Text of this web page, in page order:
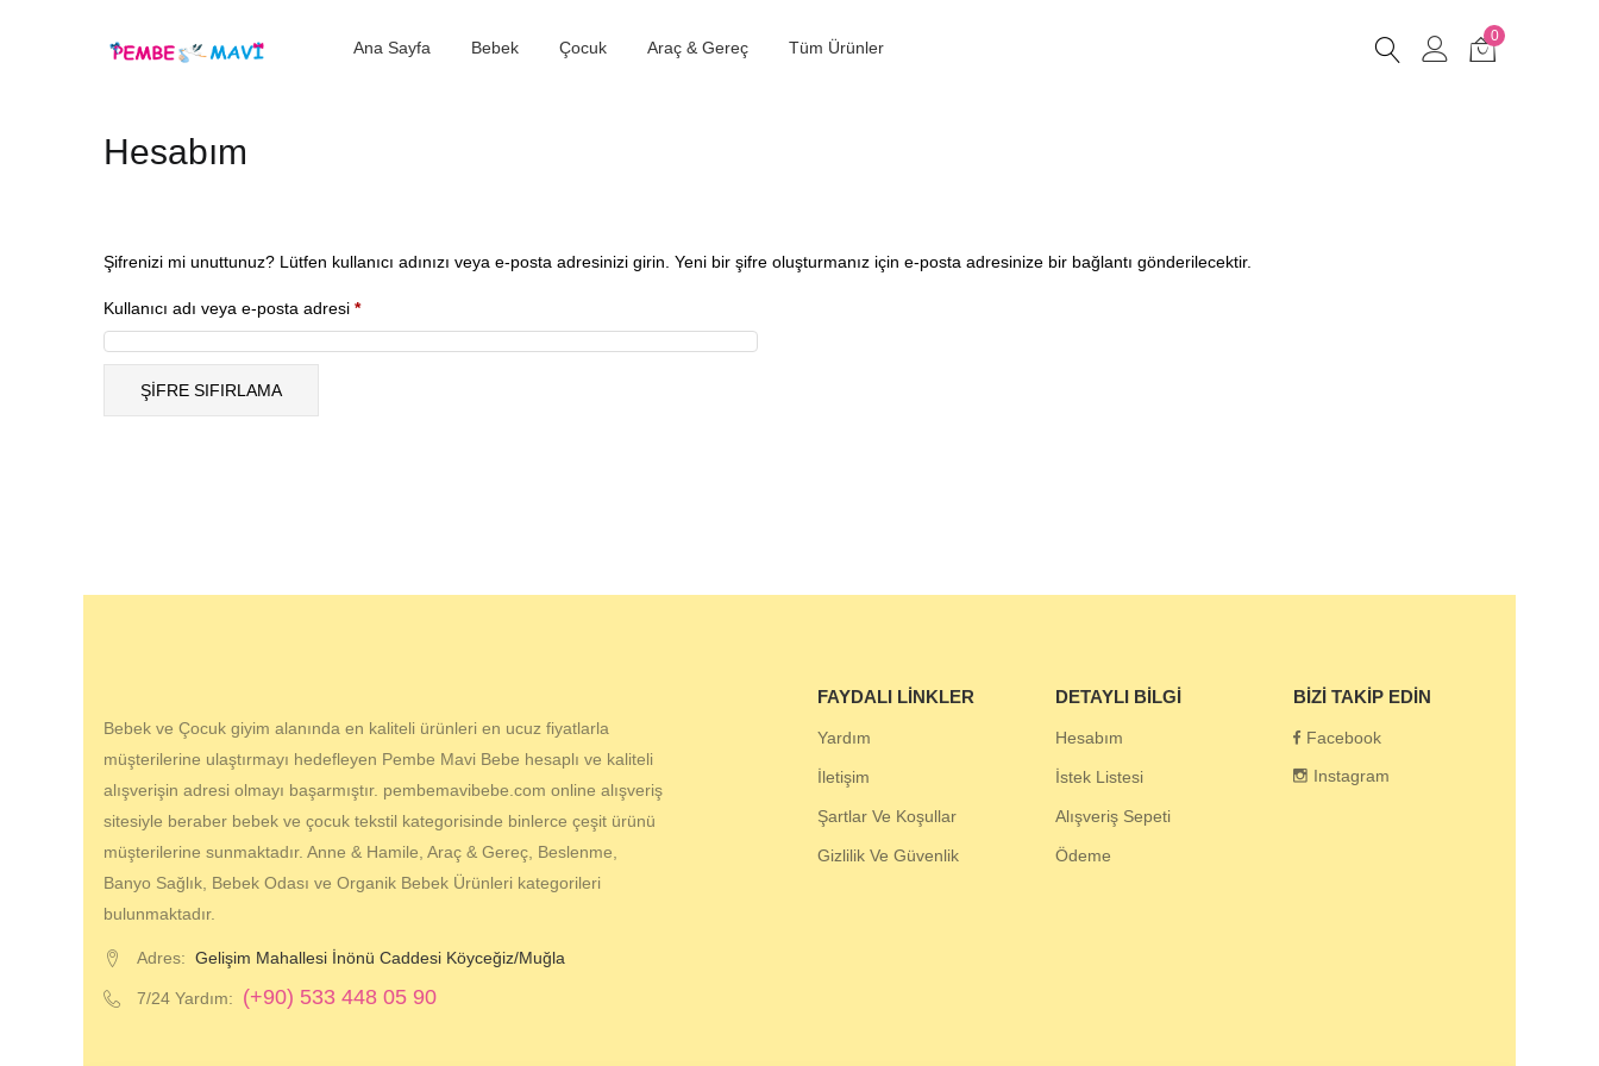
Ana Sayfa Bebek Çocuk Araç & Gereç Tüm Ürünler
0
Hesabım
Şifrenizi mi unuttunuz? Lütfen kullanıcı adınızı veya e-posta adresinizi girin. Yeni bir şifre oluşturmanız için e-posta adresinize bir bağlantı gönderilecektir.
Kullanıcı adı veya e-posta adresi *Gerekli
ŞIFRE SIFIRLAMA
Bebek ve Çocuk giyim alanında en kaliteli ürünleri en ucuz fiyatlarla
müşterilerine ulaştırmayı hedefleyen Pembe Mavi Bebe hesaplı ve kaliteli
alışverişin adresi olmayı başarmıştır. pembemavibebe.com online alışveriş
sitesiyle beraber bebek ve çocuk tekstil kategorisinde binlerce çeşit ürünü
müşterilerine sunmaktadır. Anne & Hamile, Araç & Gereç, Beslenme,
Banyo Sağlık, Bebek Odası ve Organik Bebek Ürünleri kategorileri
bulunmaktadır.
Adres: Gelişim Mahallesi İnönü Caddesi Köyceğiz/Muğla
7/24 Yardım: (+90) 533 448 05 90
FAYDALI LINKLER
Yardım
İletişim
Şartlar Ve Koşullar
Gizlilik Ve Güvenlik
DETAYLI BILGI
Hesabım
İstek Listesi
Alışveriş Sepeti
Ödeme
BIZI TAKIP EDIN
Facebook
Instagram